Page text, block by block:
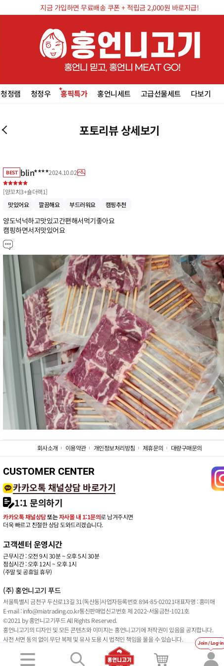
Join / Log-in
지금 가입하면 무료배송 쿠폰 + 적립금 2,000원 바로지급!
청정램 청정우 홍픽특가 홍언니세트 고급선물세트 다보기
포토리뷰 상세보기
BEST blin****2024.10.02
[양꼬치3+숄더랙1]
맛있어요
깔끔해요 부드러워요 캠핑추천
양도넉넉하고맛있고간편해서먹기좋아요
캠핑하면서저맛있어요
회사소개 이용약관 개인정보처리방침 제휴문의 대량구매문의
CUSTOMER CENTER
카카오톡 채널상담 바로가기
1:1 문의하기
카카오톡 채널상담또는자사몰 내 1:1문의로 남겨주시면
더욱 빠르고 친절한 상담 도와드리겠습니다.
고객센터 운영시간
근무시간 : 오전 9시 30분 ~ 오후 5시 30분
점심시간 : 오후 12시 ~ 오후 1시
(주말 및 공휴일 휴무)
(주) 홍언니고기 푸드
서울특별시 금천구 두산로13길 31(독산동)사업자등록번호 894-85-02021대표자명 : 홍미애
E-mail : info@miatrading.co.kr통신판매업신고번호 제 2022-서울금천-1021호
©2021 by 홍언니고기푸드 All Rights Reserved.
홍언니고기의 디자인 및 모든 콘텐츠와 이미지는 홍언니고기에 저작권이 있음을 공지합니다.
사전 서면 동의 없이 무단 복제 및 유사 도용 시 법적인 책임을 물을 수 있습니다.